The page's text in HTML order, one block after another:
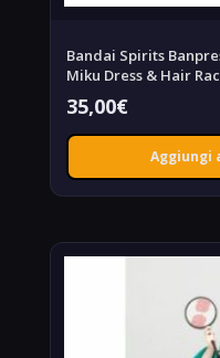
Bandai Spirits
Miku Dress & Hair
35,00€
Aggiungi